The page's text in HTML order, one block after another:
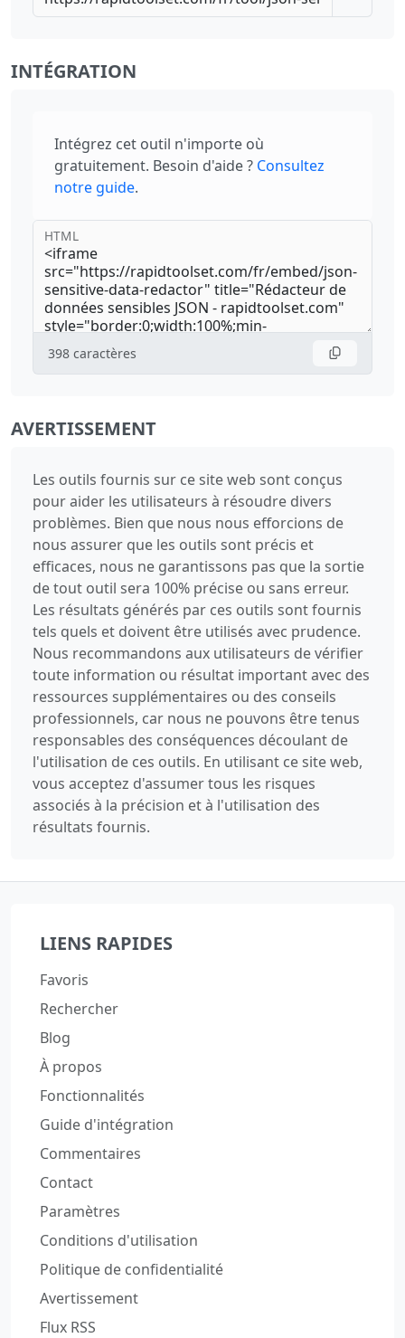
INTÉGRATION
Intégrez cet outil n'importe où
gratuitement. Besoin d'aide ? Consultez
notre guide.
HTML
398 caractères
AVERTISSEMENT
Les outils fournis sur ce site web sont conçus
pour aider les utilisateurs à résoudre divers
problèmes. Bien que nous nous efforcions de
nous assurer que les outils sont précis et
efficaces, nous ne garantissons pas que la sortie
de tout outil sera 100% précise ou sans erreur.
Les résultats générés par ces outils sont fournis
tels quels et doivent être utilisés avec prudence.
Nous recommandons aux utilisateurs de vérifier
toute information ou résultat important avec des
ressources supplémentaires ou des conseils
professionnels, car nous ne pouvons être tenus
responsables des conséquences découlant de
l'utilisation de ces outils. En utilisant ce site web,
vous acceptez d'assumer tous les risques
associés à la précision et à l'utilisation des
résultats fournis.
LIENS RAPIDES
Favoris
Rechercher
Blog
À propos
Fonctionnalités
Guide d'intégration
Commentaires
Contact
Paramètres
Conditions d'utilisation
Politique de confidentialité
Avertissement
Flux RSS